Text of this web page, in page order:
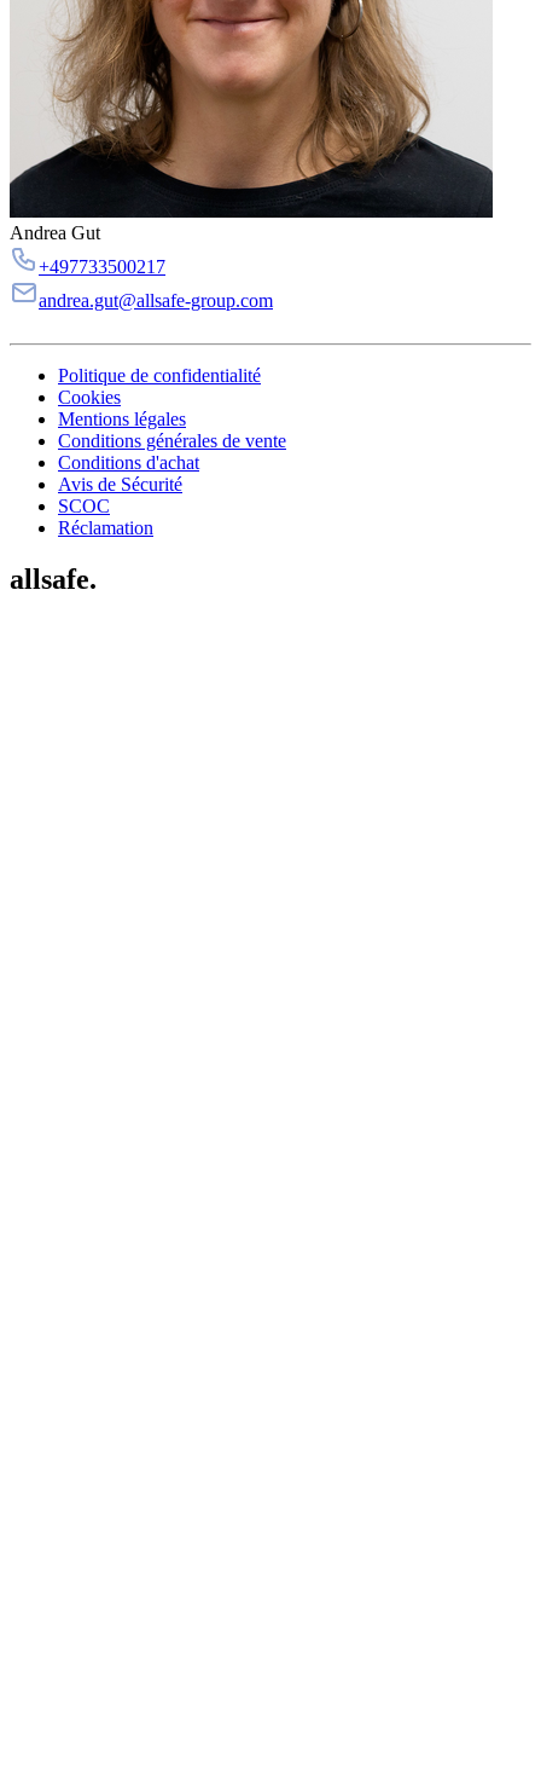
Andrea Gut
+497733500217
andrea.gut@allsafe-group.com
Politique de confidentialité
Cookies
Mentions légales
Conditions générales de vente
Conditions d'achat
Avis de Sécurité
SCOC
Réclamation
allsafe.